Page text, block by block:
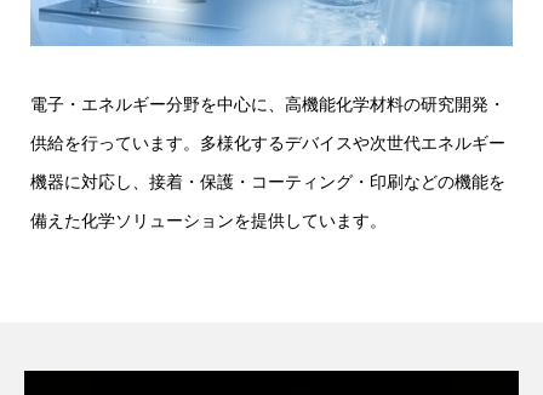
電子・エネルギー分野を中心に、高機能化学材料の研究開発・
供給を行っています。多様化するデバイスや次世代エネルギー
機器に対応し、接着・保護・コーティング・印刷などの機能を
備えた化学ソリューションを提供しています。